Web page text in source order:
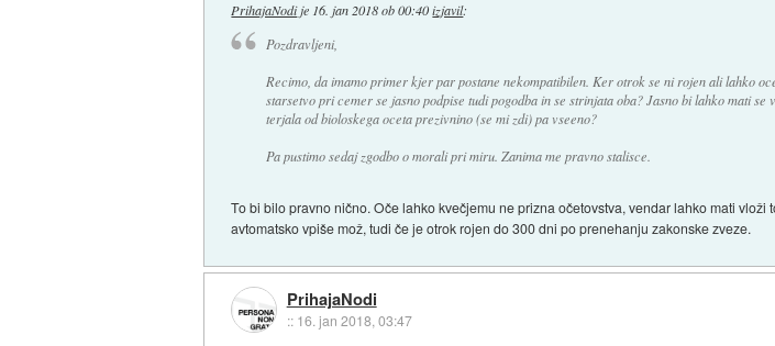
PrihajaNodije 16. jan 2018 ob 00:40 izjavil:
Pozdravljeni,
Recimo, da imamo primer kjer par postane nekompatibilen. Ker otrok se ni rojen ali lahko
starsetvo pri cemer se jasno podpise tudi pogodba in se strinjata oba? Jasno bi lahko mati se
terjala od bioloskega oceta prezivnino (se mi zdi) pa vseeno?
Pa pustimo sedaj zgodbo o morali pri miru. Zanima me pravno stalisce.
To bi bilo pravno nično. Oče lahko kvečjemu ne prizna očetovstva, vendar lahko mati
avtomatsko vpiše mož, tudi če je otrok rojen do 300 dni po prenehanju zakonske zveze.
PrihajaNodi
:: 16. jan 2018, 03:47